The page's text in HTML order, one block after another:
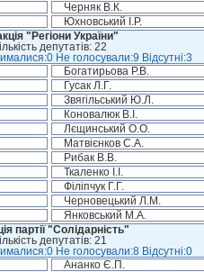
Черняк В.К.
Юхновський І.Р.
"Регіони України"
депутатів: 22
Не голосували:9 Відсутні:3
Богатирьова Р.В.
Гусак Л.Г.
Звягільський Ю.Л.
Коновалюк В.І.
Лєщинський О.О.
Матвієнков С.А.
Рибак В.В.
Ткаленко І.І.
Філіпчук Г.Г.
Черновецький Л.М.
Янковський М.А.
партії "Солідарність"
депутатів: 21
Не голосували:8 Відсутні:0
Ананко Є.П.